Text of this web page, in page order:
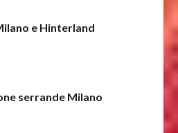
e Hinterland
serrande Milano